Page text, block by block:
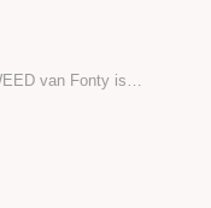
van Fonty is…